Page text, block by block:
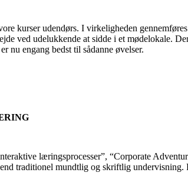
kurser udendørs. I virkeligheden
ved udelukkende at sidde i et mødelokale.
nu engang bedst til sådanne øvelser.
læringsprocesser”, “Corporate
traditionel mundtlig og skriftlig